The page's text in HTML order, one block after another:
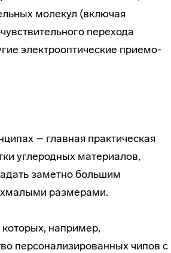
молекул (включая
перехода
электрооптические приемо-
– главная практическая
углеродных материалов,
заметно большим
размерами.
например,
персонализированных чипов с